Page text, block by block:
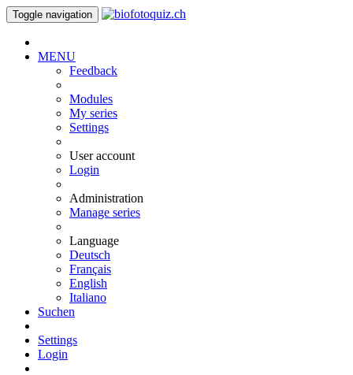
Toggle navigation
MENU
Feedback
Modules
My series
Settings
User account
Login
Administration
Manage series
Language
Deutsch
Français
English
Italiano
Suchen
Settings
Login